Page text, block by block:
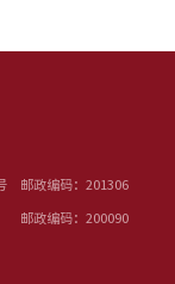
邮政编码：201306
邮政编码：200090